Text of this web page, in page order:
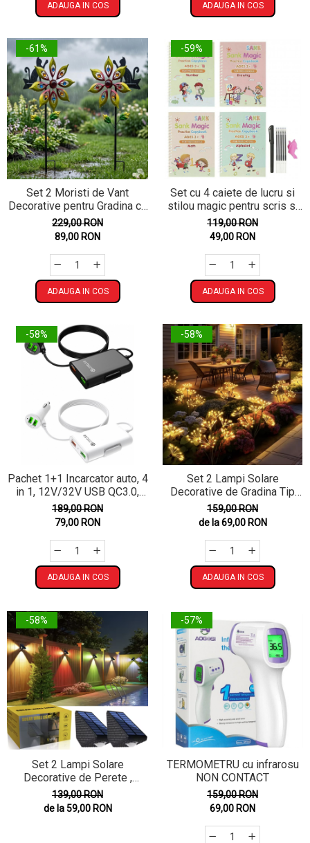
ADAUGA IN COS ADAUGA IN COS
-61%
Set 2 Moristi de Vant
Decorative pentru Gradina cu
Pisicuta, Metalice, 119 cm,
Ornament pentru Curte si
Flori
229,00 RON
89,00 RON
ADAUGA IN COS
-59%
Set cu 4 caiete de lucru si
stilou magic pentru scris si
desenat Sank Magic,
rechizite scolare, multicolor,
19 cm X 13 cm
119,00 RON
49,00 RON
ADAUGA IN COS
-58%
Pachet 1+1 Incarcator auto, 4
in 1, 12V/32V USB QC3.0,
40W, cablu de 1,7 m
189,00 RON
79,00 RON
ADAUGA IN COS
-58%
Set 2 Lampi Solare
Decorative de Gradina Tip
Papadie, 72 cm, 6 Ramuri
Flexibile, 60 LED , Lumina
Alb Cald
159,00 RON
de la 69,00 RON
ADAUGA IN COS
-58%
Set 2 Lampi Solare
Decorative de Perete ,
Lumina in 3 Directii ,
Mullticolor , Alb rece , Alb
Cald
139,00 RON
de la 59,00 RON
-57%
TERMOMETRU cu infrarosu
NON CONTACT
159,00 RON
69,00 RON